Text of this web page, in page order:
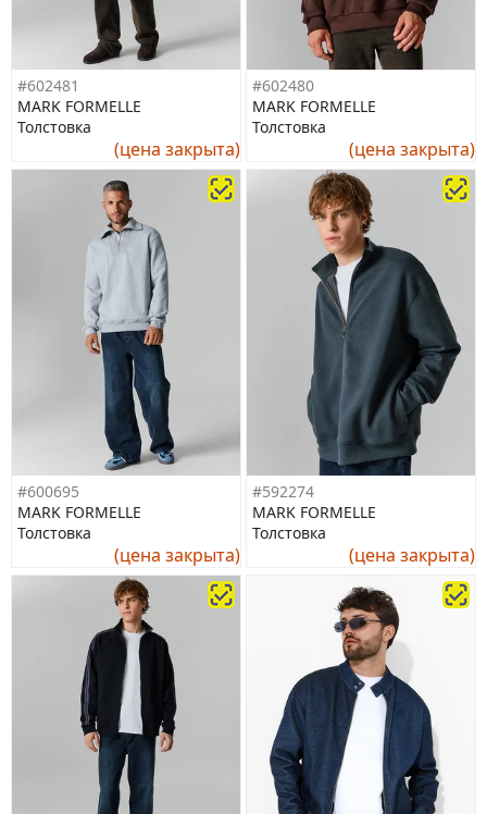
#602481
MARK FORMELLE
Толстовка
(цена закрыта)
#602480
MARK FORMELLE
Толстовка
(цена закрыта)
#600695
MARK FORMELLE
Толстовка
(цена закрыта)
#592274
MARK FORMELLE
Толстовка
(цена закрыта)